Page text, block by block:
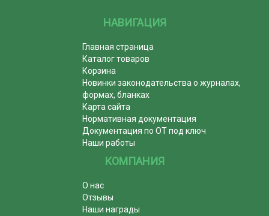
НАВИГАЦИЯ
Главная страница
Каталог товаров
Корзина
Новинки законодательства о журналах,
формах, бланках
Карта сайта
Нормативная документация
Документация по ОТ под ключ
Наши работы
КОМПАНИЯ
О нас
Отзывы
Наши награды